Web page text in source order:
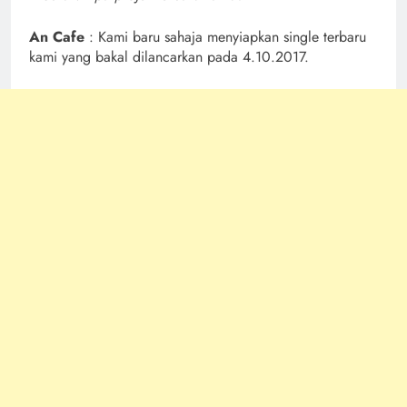
An Cafe : Kami baru sahaja menyiapkan single terbaru
kami yang bakal dilancarkan pada 4.10.2017.